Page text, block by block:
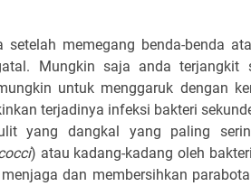
setelah memegang benda-benda
Mungkin saja anda terjangkit
untuk menggaruk dengan
terjadinya infeksi bakteri
yang dangkal yang paling
) atau kadang-kadang oleh
dan membersihkan